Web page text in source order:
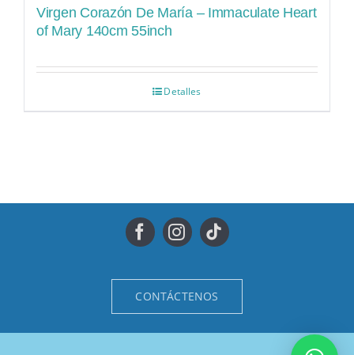
Virgen Corazón De María – Immaculate Heart
of Mary 140cm 55inch
Detalles
CONTÁCTENOS